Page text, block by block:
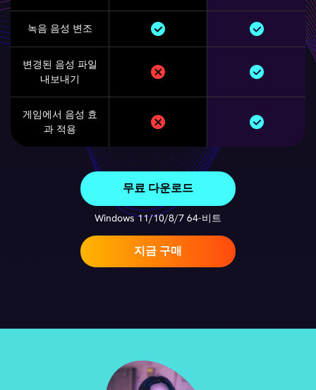
녹음 음성 변조
변경된 음성 파일
내보내기
게임에서 음성 효
과 적용
무료 다운로드
Windows 11/10/8/7 64-비트
지금 구매